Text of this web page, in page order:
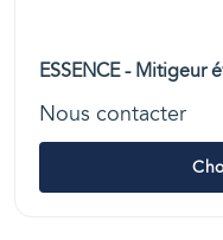
ESSENCE - Mitigeur
Nous contacter